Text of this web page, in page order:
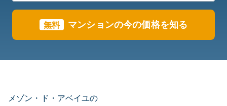
無料 マンションの今の価格を知る
メゾン・ド・アベイユの